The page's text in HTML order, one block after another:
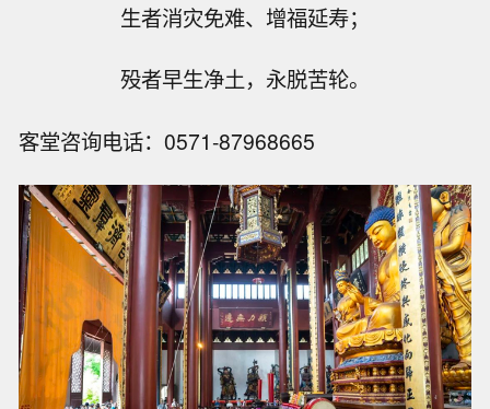
生者消灾免难、增福延寿；
殁者早生净土，永脱苦轮。
客堂咨询电话：0571-87968665